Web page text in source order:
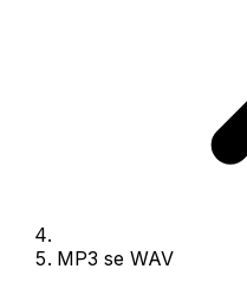
MP3 se WAV